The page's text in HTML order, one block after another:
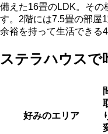
備えた16畳のLDK。その
す。2階には7.5畳の部屋
余裕を持って生活できる
ステラハウスで
好みのエリア